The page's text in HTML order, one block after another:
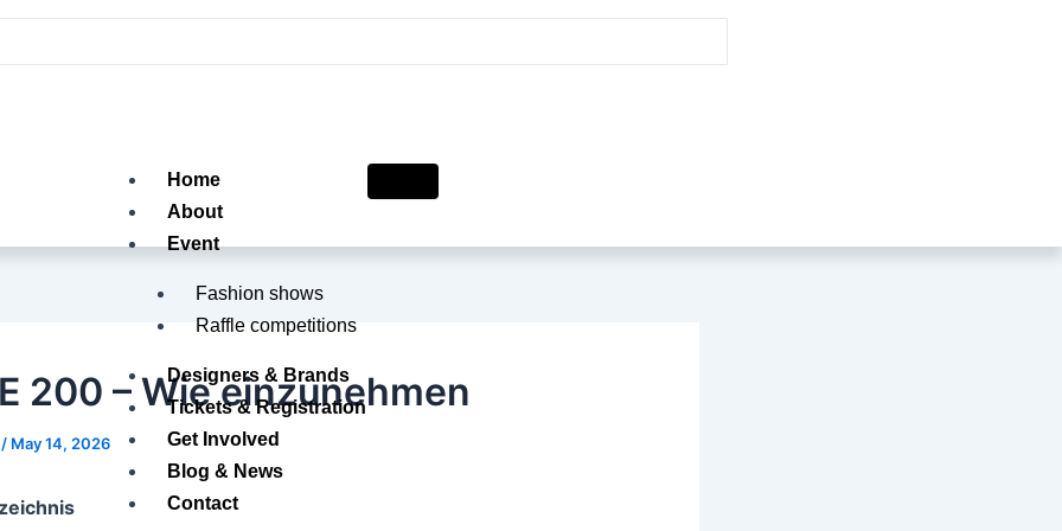
Home
About
Event
Fashion shows
Raffle competitions
Designers & Brands
Tickets & Registration
Get Involved
Blog & News
Contact
200 – Wie einzunehmen
/ May 14, 2026